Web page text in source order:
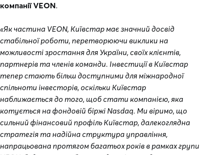
компанії VEON.
«Як частина VEON, Київстар має значний досвід
стабільної роботи, перетворюючи виклики на
можливості зростання для України, своїх клієнтів,
партнерів та членів команди. Інвестиції в Київстар
тепер стають більш доступними для міжнародної
спільноти інвесторів, оскільки Київстар
наближається до того, щоб стати компанією, яка
котується на фондовій біржі Nasdaq. Ми віримо, що
сильний фінансовий профіль Київстар, далекоглядна
стратегія та надійна структура управління,
напрацьована протягом багатьох років в рамках групи